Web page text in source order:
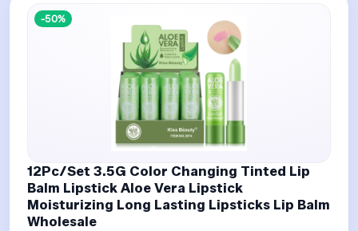
-50%
12Pc/Set 3.5G Color Changing Tinted Lip
Balm Lipstick Aloe Vera Lipstick
Moisturizing Long Lasting Lipsticks Lip Balm
Wholesale